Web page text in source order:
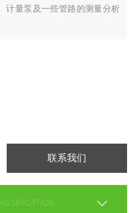
计量泵及一些管路的测量分析
联系我们